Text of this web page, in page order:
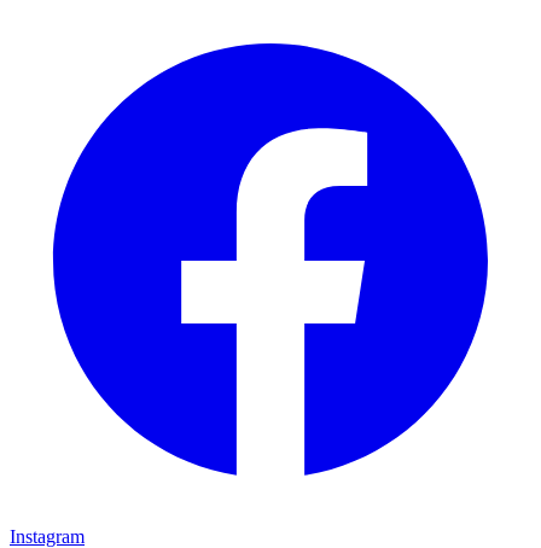
Instagram